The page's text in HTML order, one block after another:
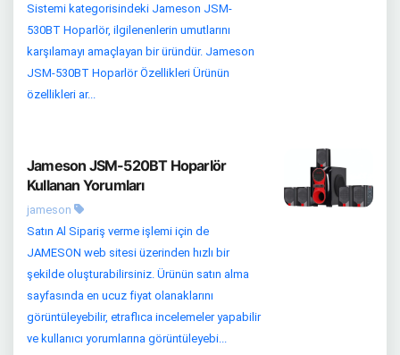
Sistemi kategorisindeki Jameson JSM-
530BT Hoparlör, ilgilenenlerin umutlarını
karşılamayı amaçlayan bir üründür. Jameson
JSM-530BT Hoparlör Özellikleri Ürünün
özellikleri ar...
Jameson JSM-520BT Hoparlör
Kullanan Yorumları
jameson
Satın Al Sipariş verme işlemi için de
JAMESON web sitesi üzerinden hızlı bir
şekilde oluşturabilirsiniz. Ürünün satın alma
sayfasında en ucuz fiyat olanaklarını
görüntüleyebilir, etraflıca incelemeler yapabilir
ve kullanıcı yorumlarına görüntüleyebi...